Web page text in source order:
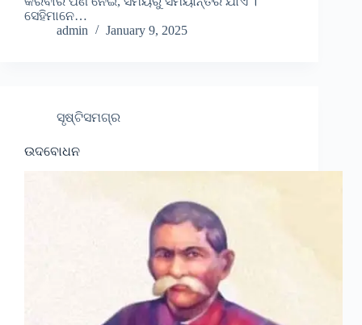
ସେହିମାନେ…
admin
January 9, 2025
ସୃଷ୍ଟିସମଗ୍ର
ଉଦବୋଧନ